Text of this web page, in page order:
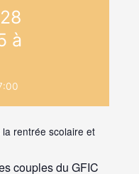
à
rentrée scolaire et
couples du GFIC